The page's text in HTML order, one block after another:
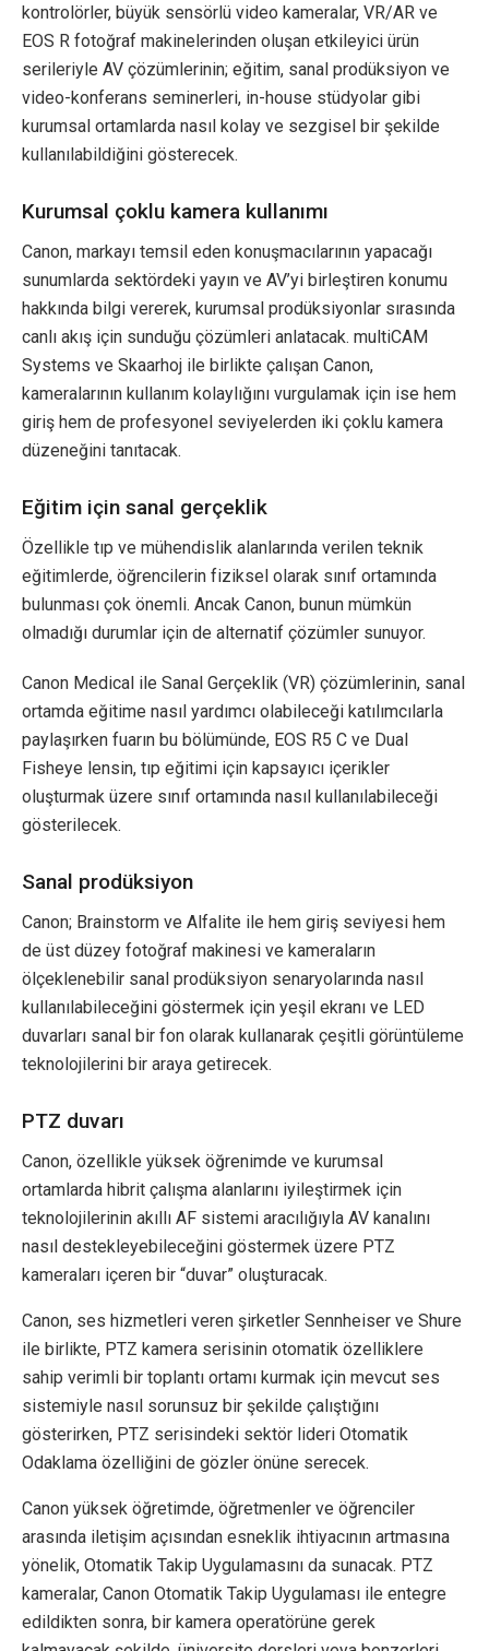
kontrolörler, büyük sensörlü video kameralar, VR/AR ve
EOS R fotoğraf makinelerinden oluşan etkileyici ürün
serileriyle AV çözümlerinin; eğitim, sanal prodüksiyon ve
video-konferans seminerleri, in-house stüdyolar gibi
kurumsal ortamlarda nasıl kolay ve sezgisel bir şekilde
kullanılabildiğini gösterecek.
Kurumsal çoklu kamera kullanımı
Canon, markayı temsil eden konuşmacılarının yapacağı
sunumlarda sektördeki yayın ve AV’yi birleştiren konumu
hakkında bilgi vererek, kurumsal prodüksiyonlar sırasında
canlı akış için sunduğu çözümleri anlatacak. multiCAM
Systems ve Skaarhoj ile birlikte çalışan Canon,
kameralarının kullanım kolaylığını vurgulamak için ise hem
giriş hem de profesyonel seviyelerden iki çoklu kamera
düzeneğini tanıtacak.
Eğitim için sanal gerçeklik
Özellikle tıp ve mühendislik alanlarında verilen teknik
eğitimlerde, öğrencilerin fiziksel olarak sınıf ortamında
bulunması çok önemli. Ancak Canon, bunun mümkün
olmadığı durumlar için de alternatif çözümler sunuyor.
Canon Medical ile Sanal Gerçeklik (VR) çözümlerinin, sanal
ortamda eğitime nasıl yardımcı olabileceği katılımcılarla
paylaşırken fuarın bu bölümünde, EOS R5 C ve Dual
Fisheye lensin, tıp eğitimi için kapsayıcı içerikler
oluşturmak üzere sınıf ortamında nasıl kullanılabileceği
gösterilecek.
Sanal prodüksiyon
Canon; Brainstorm ve Alfalite ile hem giriş seviyesi hem
de üst düzey fotoğraf makinesi ve kameraların
ölçeklenebilir sanal prodüksiyon senaryolarında nasıl
kullanılabileceğini göstermek için yeşil ekranı ve LED
duvarları sanal bir fon olarak kullanarak çeşitli görüntüleme
teknolojilerini bir araya getirecek.
PTZ duvarı
Canon, özellikle yüksek öğrenimde ve kurumsal
ortamlarda hibrit çalışma alanlarını iyileştirmek için
teknolojilerinin akıllı AF sistemi aracılığıyla AV kanalını
nasıl destekleyebileceğini göstermek üzere PTZ
kameraları içeren bir “duvar” oluşturacak.
Canon, ses hizmetleri veren şirketler Sennheiser ve Shure
ile birlikte, PTZ kamera serisinin otomatik özelliklere
sahip verimli bir toplantı ortamı kurmak için mevcut ses
sistemiyle nasıl sorunsuz bir şekilde çalıştığını
gösterirken, PTZ serisindeki sektör lideri Otomatik
Odaklama özelliğini de gözler önüne serecek.
Canon yüksek öğretimde, öğretmenler ve öğrenciler
arasında iletişim açısından esneklik ihtiyacının artmasına
yönelik, Otomatik Takip Uygulamasını da sunacak. PTZ
kameralar, Canon Otomatik Takip Uygulaması ile entegre
edildikten sonra, bir kamera operatörüne gerek